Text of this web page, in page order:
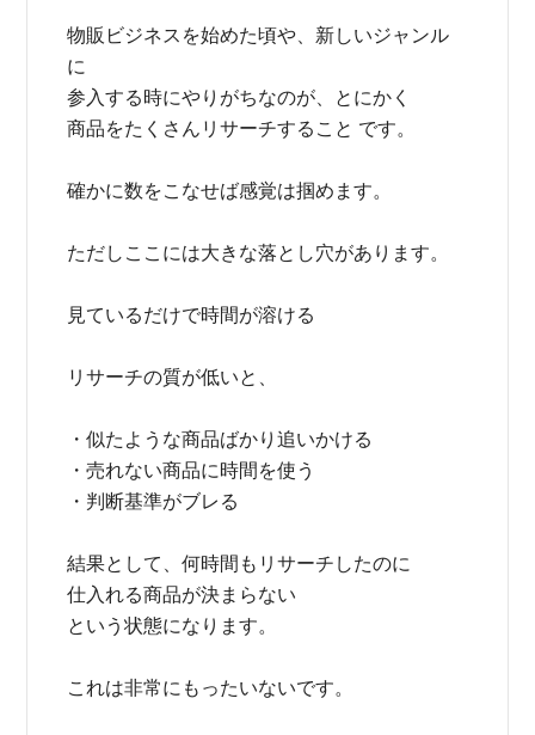
物販ビジネスを始めた頃や、新しいジャンル
に
参入する時にやりがちなのが、とにかく
商品をたくさんリサーチすること です。
確かに数をこなせば感覚は掴めます。
ただしここには大きな落とし穴があります。
見ているだけで時間が溶ける
リサーチの質が低いと、
・似たような商品ばかり追いかける
・売れない商品に時間を使う
・判断基準がブレる
結果として、何時間もリサーチしたのに
仕入れる商品が決まらない
という状態になります。
これは非常にもったいないです。